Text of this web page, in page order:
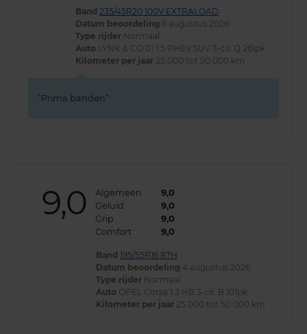
Band 235/45R20 100V EXTRALOAD
Datum beoordeling 6 augustus 2026
Type rijder Normaal
Auto LYNK & CO 01 1.5 PHEV SUV 3-cil. Q 261pk
Kilometer per jaar 25.000 tot 50.000 km
Prima banden
9,0 Algemeen
9,0
Geluid
9,0
Grip
9,0
Comfort
9,0
Band 195/55R16 87H
Datum beoordeling 4 augustus 2026
Type rijder Normaal
Auto OPEL Corsa 1.2 HB 3-cil. B 101pk
Kilometer per jaar 25.000 tot 50.000 km